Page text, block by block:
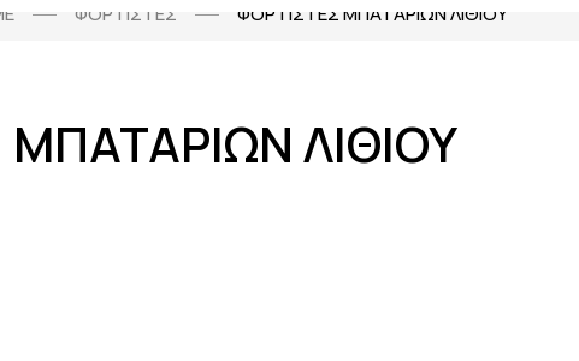
ΦΟΡΤΙΣΤΕΣ ΦΟΡΤΙΣΤΕΣ ΜΠΑΤΑΡΙΩΝ ΛΙΘΙΟΥ
ΛΙΘΙΟΥ